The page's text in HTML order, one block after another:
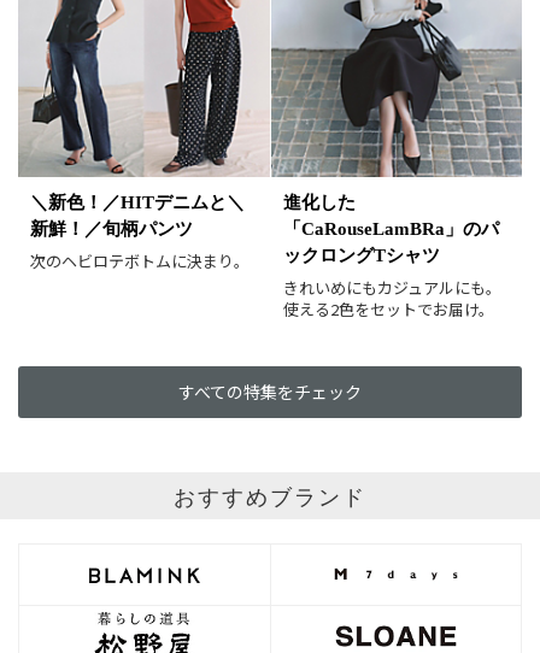
ホワイト ブラック
グレー
ベージュ
ブラウン
オレンジ
イエロー
レッド
ピンク
パープル
グリーン
ブルー
ゴールド
シルバー マルチ
＼新色！／HITデニムと＼
新鮮！／旬柄パンツ
次のヘビロテボトムに決まり。
進化した
「CaRouseLamBRa」のパ
ックロングTシャツ
きれいめにもカジュアルにも。
使える2色をセットでお届け。
すべての特集をチェック
おすすめブランド